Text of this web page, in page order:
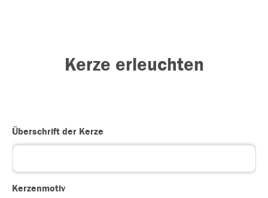
Kerze erleuchten
Überschrift der Kerze
Kerzenmotiv